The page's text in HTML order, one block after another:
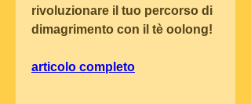
rivoluzionare il tuo percorso di
dimagrimento con il tè oolong!
articolo completo